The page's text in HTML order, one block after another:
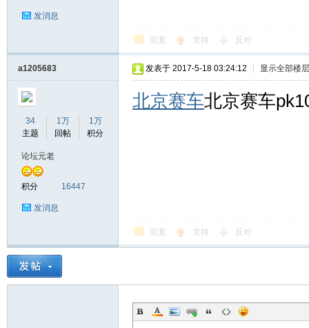
发消息
回复 支持 反对
a1205683
34
主题
1万
回帖
1万
积分
论坛元老
积分 16447
发消息
发表于 2017-5-18 03:24:12 显示全部楼层
北京赛车北京赛车
回复 支持 反对